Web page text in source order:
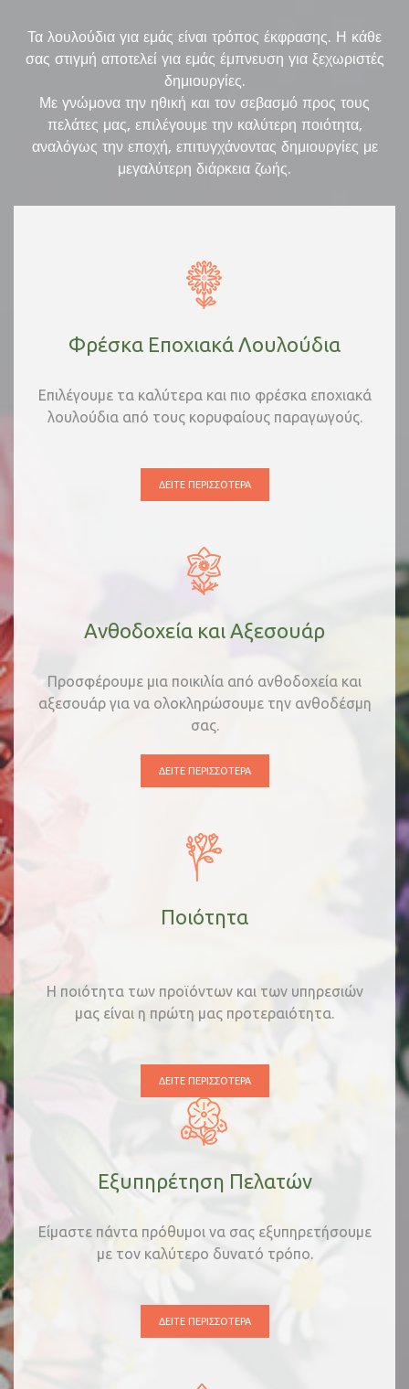
Τα λουλούδια για εμάς είναι τρόπος έκφρασης. Η κάθε
σας στιγμή αποτελεί για εμάς έμπνευση για ξεχωριστές
δημιουργίες.
Με γνώμονα την ηθική και τον σεβασμό προς τους
πελάτες μας, επιλέγουμε την καλύτερη ποιότητα,
αναλόγως την εποχή, επιτυγχάνοντας δημιουργίες με
μεγαλύτερη διάρκεια ζωής.
Φρέσκα Εποχιακά Λουλούδια
Επιλέγουμε τα καλύτερα και πιο φρέσκα εποχιακά
λουλούδια από τους κορυφαίους παραγωγούς.
ΔΕΊΤΕ ΠΕΡΙΣΣΌΤΕΡΑ
Ανθοδοχεία και Αξεσουάρ
Προσφέρουμε μια ποικιλία από ανθοδοχεία και
αξεσουάρ για να ολοκληρώσουμε την ανθοδέσμη
σας.
ΔΕΊΤΕ ΠΕΡΙΣΣΌΤΕΡΑ
Ποιότητα
Η ποιότητα των προϊόντων και των υπηρεσιών
μας είναι η πρώτη μας προτεραιότητα.
ΔΕΊΤΕ ΠΕΡΙΣΣΌΤΕΡΑ
Εξυπηρέτηση Πελατών
Είμαστε πάντα πρόθυμοι να σας εξυπηρετήσουμε
με τον καλύτερο δυνατό τρόπο.
ΔΕΊΤΕ ΠΕΡΙΣΣΌΤΕΡΑ